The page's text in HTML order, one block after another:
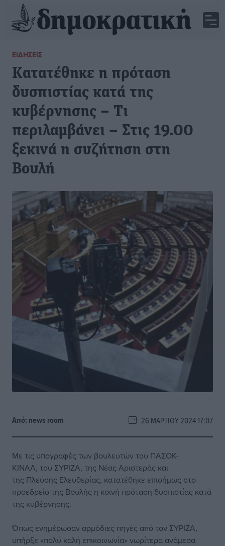
ΕΙΔΉΣΕΙΣ
Κατατέθηκε η πρόταση
δυσπιστίας κατά της
κυβέρνησης – Τι
περιλαμβάνει – Στις 19.00
ξεκινά η συζήτηση στη
Βουλή
Από: news room 26 ΜΑΡΤΊΟΥ 2024 17:07
Με τις υπογραφές των βουλευτών του ΠΑΣΟΚ-
ΚΙΝΑΛ, του ΣΥΡΙΖΑ, της Νέας Αριστεράς και
της Πλεύσης Ελευθερίας, κατατέθηκε επισήμως στο
προεδρείο της Βουλής η κοινή πρόταση δυσπιστίας κατά
της κυβέρνησης.
Όπως ενημέρωσαν αρμόδιες πηγές από τον ΣΥΡΙΖΑ,
υπήρξε «πολύ καλή επικοινωνία» νωρίτερα ανάμεσα